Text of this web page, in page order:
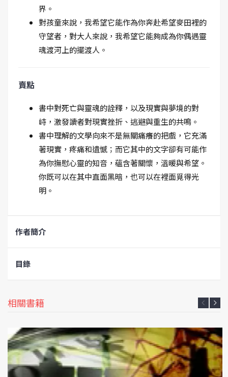
界。
對孩童來說，我希望它能作為你奔赴希望麥田裡的
守望者，對大人來說，我希望它能夠成為你偶遇靈
魂渡河上的擺渡人。
賣點
書中對死亡與靈魂的詮釋，以及現實與夢境的對
峙，激發讀者對現實挫折、逃避與重生的共鳴。
書中理解的文學向來不是無關痛癢的把戲，它充滿
著現實，疼痛和遺憾；而它其中的文字卻有可能作
為你撫慰心靈的知音，蘊含著關懷，溫暖與希望。
你既可以在其中直面黑暗，也可以在裡面覓得光
明。
作者簡介
目錄
相關書籍